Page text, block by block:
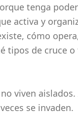
tenga
activa y
cómo
tipos de cruce
viven aislados.
se invaden.